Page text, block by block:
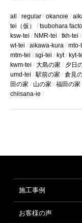
all regular okanoie
tei（仮）
tsubohara
ksw-tei
NMR-tei tkh-tei
wt-tei
aikawa-kura mto-
mtm-tei
sgi-tei kyt kyt-
kwm-tei
大島の家 夕日
umd-tei
駅前の家 倉見
田の家
山の家 福田の家
chiisana-ie
施工事例
お客様の声